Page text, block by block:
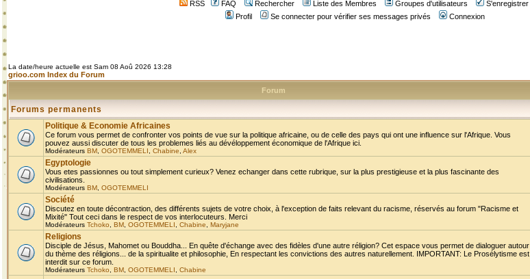
RSS FAQ Rechercher Liste des Membres Groupes d'utilisateurs
S'enregistrer
Profil
Se connecter pour vérifier ses messages privés Connexion
La date/heure actuelle est Sam 08 Aoû 2026 13:28
grioo.com Index du Forum
Forum
Forums permanents
Politique & Economie Africaines
Ce forum vous permet de confronter vos points de vue sur la politique africaine, ou de celle des pays qui ont une influence sur l'Afrique. Vous
pouvez aussi discuter de tous les problemes liés au dévéloppement économique de l'Afrique ici.
Modérateurs BM OGOTEMMELI Chabine Alex
Egyptologie
Vous etes passionnes ou tout simplement curieux? Venez echanger dans cette rubrique, sur la plus prestigieuse et la plus fascinante des
civilisations.
Modérateurs BM OGOTEMMELI
Société
Discutez en toute décontraction, des différents sujets de votre choix, à l'exception de faits relevant du racisme, réservés au forum "Racisme et
Mixité" Tout ceci dans le respect de vos interlocuteurs. Merci
Modérateurs Tchoko BM OGOTEMMELI Chabine Maryjane
Religions
Disciple de Jésus, Mahomet ou Bouddha... En quête d'échange avec des fidèles d'une autre réligion? Cet espace vous permet de dialoguer autour
du thème des réligions... de la spiritualite et philosophie, En respectant les convictions des autres naturellement. IMPORTANT: Le Prosélytisme est
interdit sur ce forum.
Modérateurs Tchoko BM OGOTEMMELI Chabine